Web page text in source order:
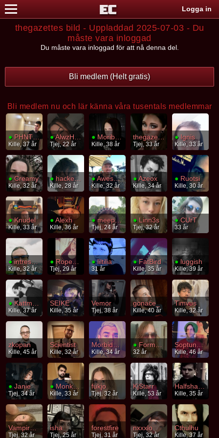
Logga in
thegazettes bild - Uppladdad 2025-07-03 - Du
måste vara inloggad
Du måste vara inloggad för att nå denna del.
Bli medlem (Helt gratis)
Bli medlem nu och lär känna våra tusentals medlemmar
●PHNTCZ
Kille, 37 år
●AlwzHalwz
Tjej, 22 år
●Moribund
Kille, 38 år
thegazette
Tjej, 33 år
●Ignis
Kille, 33 år
●Creamy
Kille, 32 år
●hackerman
Kille, 28 år
●Awesomesauce
Kille, 32 år
●Azeox
Kille, 34 år
●Ruotsi
Kille, 30 år
●Knudel
Kille, 33 år
●Alexh
Kille, 36 år
●meepkim
Tjej, 24 år
●Linn3s
Tjej, 32 år
●CUrT
33 år
●intresseklubben
Kille, 32 år
●Ropebunny
Tjej, 29 år
●liltilia
31 år
●FatBird
Kille, 35 år
●luggish
Kille, 39 år
●Kattmage
Kille, 37 år
SEIKE
Kille, 35 år
Vemor
Tjej, 38 år
gonace_
Kille, 40 år
Timvus
Kille, 32 år
zkopan
Kille, 45 år
Scientist
Kille, 32 år
MorbidGame
Kille, 34 år
●Formskapelse
32 år
Soptunnekatt
Kille, 46 år
●Janie
Tjej, 34 år
●MonkeyDLuffy
Kille, 33 år
fukjo
Tjej, 32 år
KjStarr
Kille, 53 år
Halfshagged
Kille, 35 år
VampireSaint
Tjej, 32 år
isha
Tjej, 25 år
forestfire
Tjej, 31 år
nxxxlo
Tjej, 32 år
Cthulhu
Kille, 37 år